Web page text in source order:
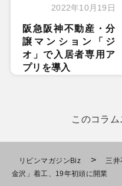
2022年10月19日
阪急阪神不動産・分
譲マンション「ジ
オ」で入居者専用ア
プリを導入
このコラ
リビンマガジンBiz >
三
金沢」着工、19年初頭に開業